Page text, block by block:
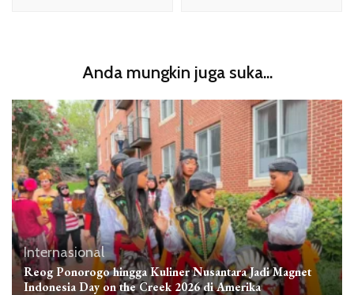
Anda mungkin juga suka...
Internasional
Reog Ponorogo hingga Kuliner Nusantara Jadi Magnet
Indonesia Day on the Creek 2026 di Amerika